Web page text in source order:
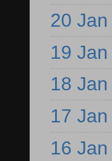
20 Jan
19 Jan
18 Jan
17 Jan
16 Jan